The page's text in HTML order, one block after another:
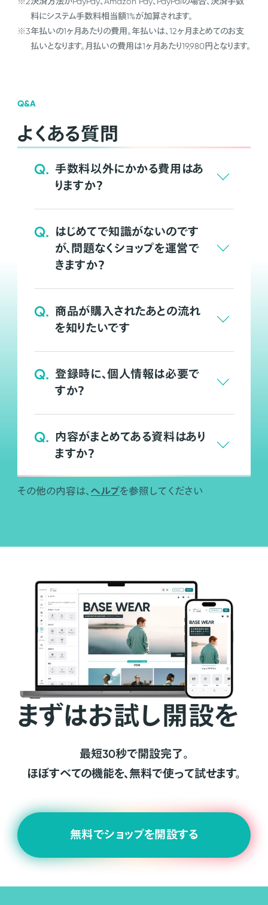
料にシステム手数料相当額1%が加算されます。
※3年払いの1ヶ月あたりの費用。年払いは、12ヶ月まとめてのお支
払いとなります。月払いの費用は1ヶ月あたり19,980円となります。
Q&A
よくある質問
Q. 手数料以外にかかる費用はあ
りますか？
Q. はじめてで知識がないのです
が、問題なくショップを運営で
きますか？
Q. 商品が購入されたあとの流れ
を知りたいです
Q. 登録時に、個人情報は必要で
すか？
Q. 内容がまとめてある資料はあり
ますか？
その他の内容は、 ヘルプを参照してください
まずはお試し開設を
最短30秒で開設完了。
ほぼすべての機能を、無料で使って試せます。
無料でショップを開設する